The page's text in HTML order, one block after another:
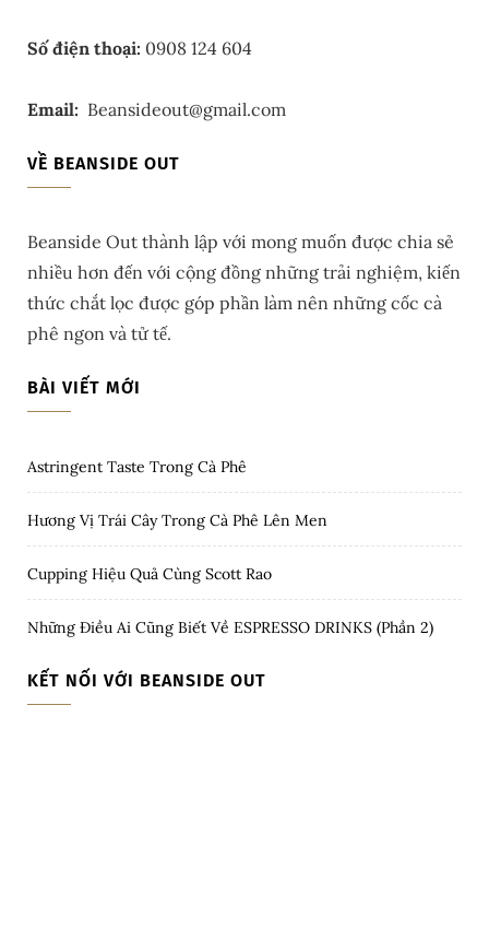
Số điện thoại: 0908 124 604
Email: Beansideout@gmail.com
VỀ BEANSIDE OUT
Beanside Out thành lập với mong muốn được chia sẻ
nhiều hơn đến với cộng đồng những trải nghiệm, kiến
thức chắt lọc được góp phần làm nên những cốc cà
phê ngon và tử tế.
BÀI VIẾT MỚI
Astringent Taste Trong Cà Phê
Hương Vị Trái Cây Trong Cà Phê Lên Men
Cupping Hiệu Quả Cùng Scott Rao
Những Điều Ai Cũng Biết Về ESPRESSO DRINKS (Phần 2)
KẾT NỐI VỚI BEANSIDE OUT